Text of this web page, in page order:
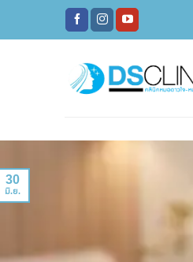
30
มิ.ย.